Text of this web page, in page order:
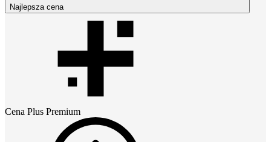
Najlepsza cena
Cena Plus Premium